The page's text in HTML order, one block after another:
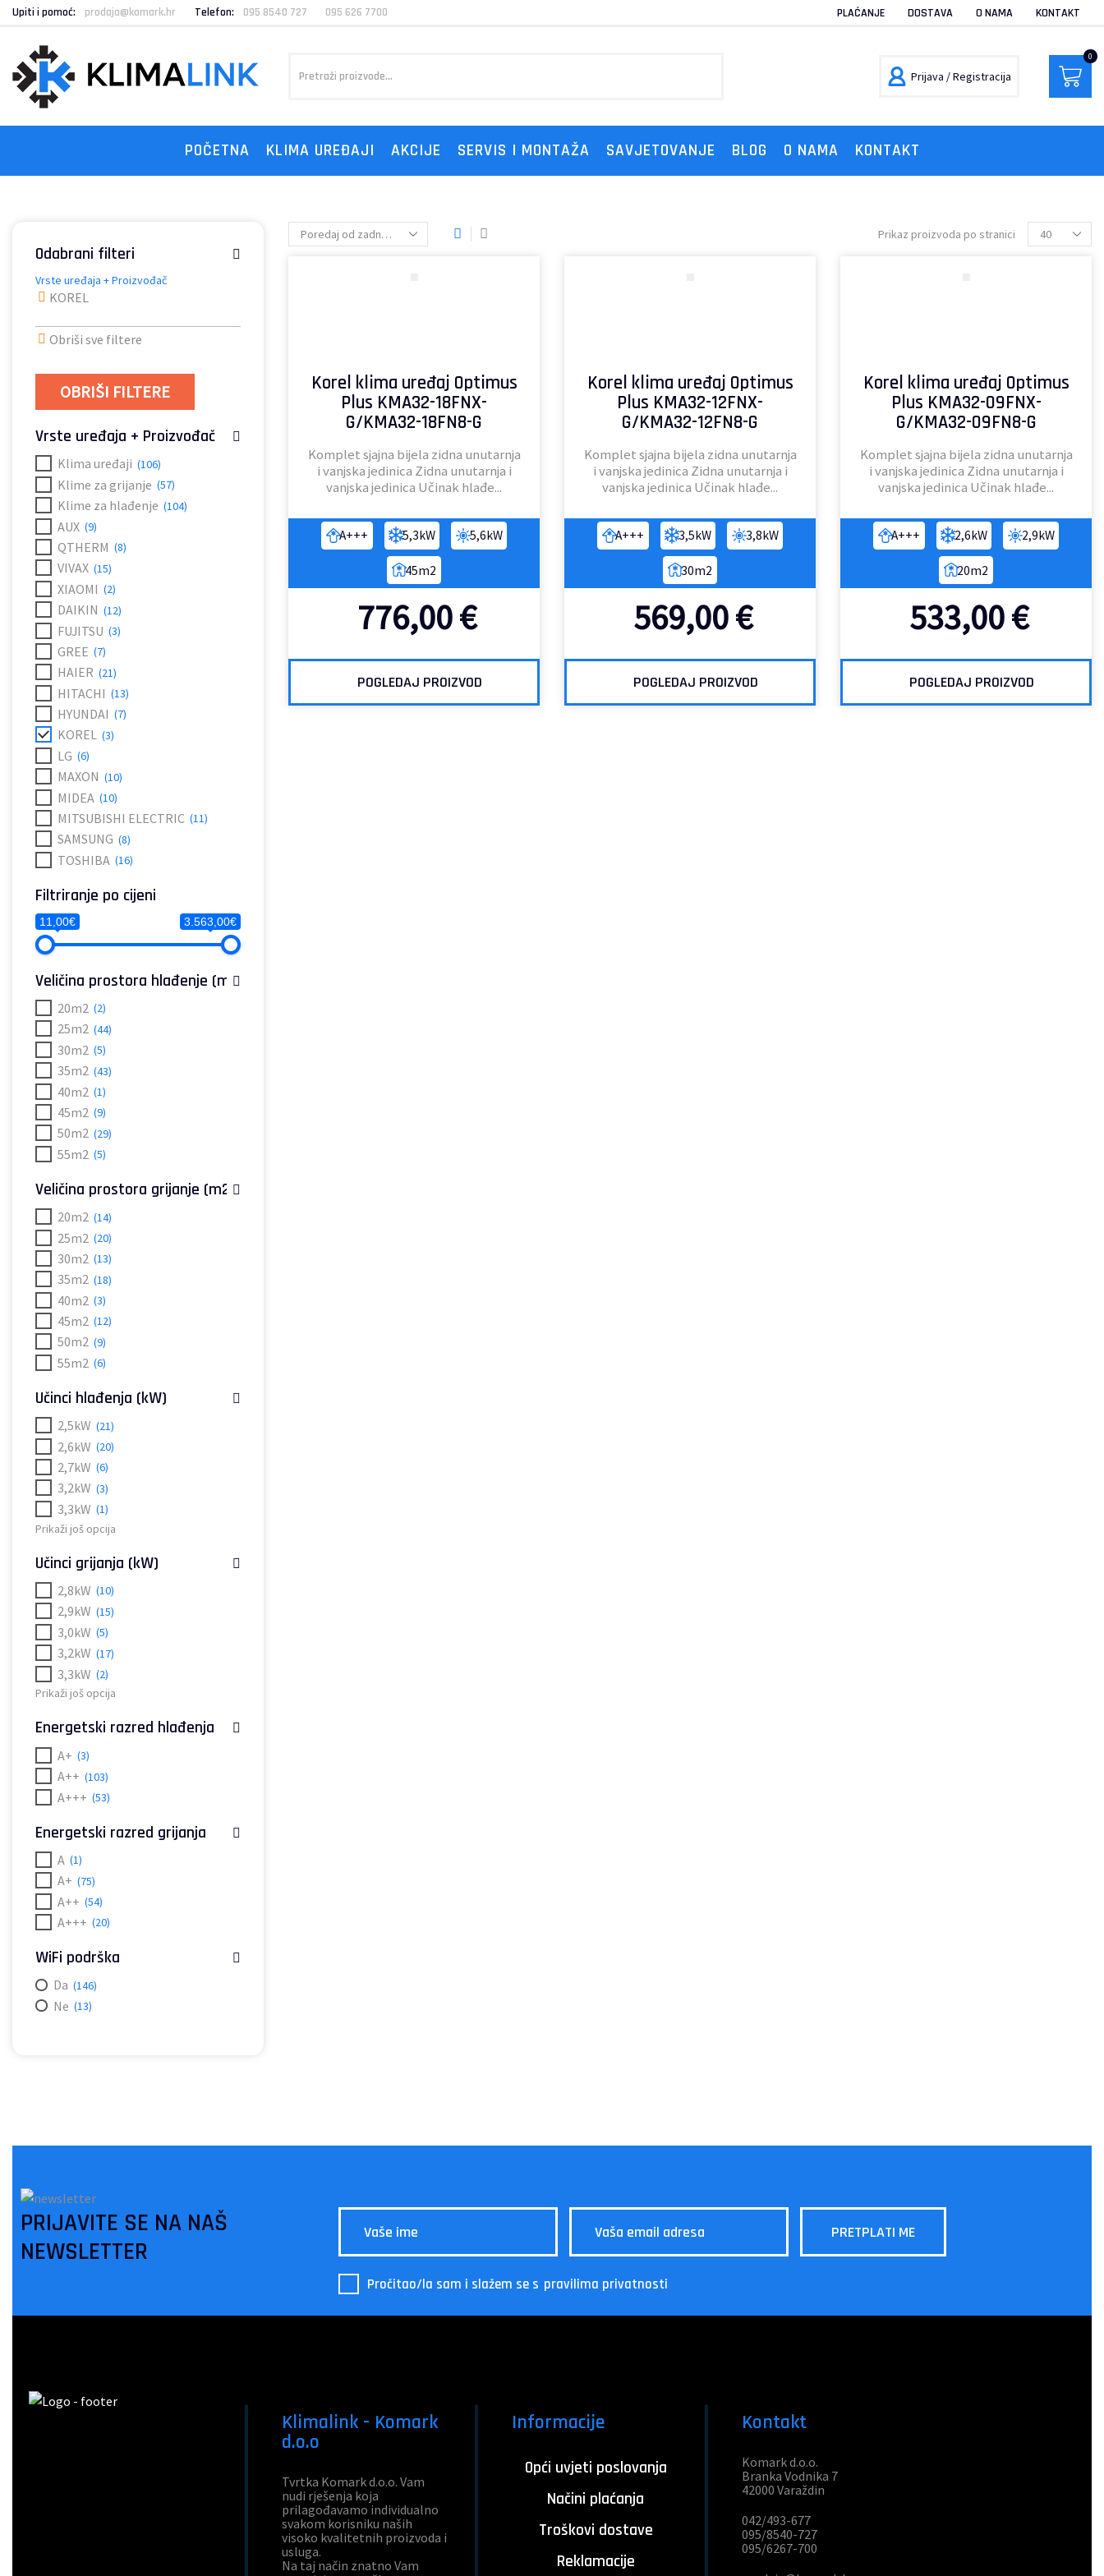
Upiti i pomoć: prodaja@komark.hr Telefon: 095 8540 727 095 626 7700 PLAĆANJE DOSTAVA O NAMA KONTAKT
Prijava / Registracija
0
POČETNA KLIMA UREĐAJI AKCIJE SERVIS I MONTAŽA SAVJETOVANJE BLOG O NAMA KONTAKT
Prikaz proizvoda po stranici
Korel klima uređaj Optimus
Plus KMA32-18FNX-
G/KMA32-18FN8-G
A+++ 5,3kW 5,6kW
45m2
Komplet sjajna bijela zidna unutarnja
i vanjska jedinica Zidna unutarnja i
vanjska jedinica Učinak hlađe...
POGLEDAJ PROIZVOD
776,00€
Korel klima uređaj Optimus
Plus KMA32-12FNX-
G/KMA32-12FN8-G
A+++ 3,5kW 3,8kW
30m2
Komplet sjajna bijela zidna unutarnja
i vanjska jedinica Zidna unutarnja i
vanjska jedinica Učinak hlađe...
POGLEDAJ PROIZVOD
569,00€
Korel klima uređaj Optimus
Plus KMA32-09FNX-
G/KMA32-09FN8-G
A+++ 2,6kW 2,9kW
20m2
Komplet sjajna bijela zidna unutarnja
i vanjska jedinica Zidna unutarnja i
vanjska jedinica Učinak hlađe...
POGLEDAJ PROIZVOD
533,00€
Odabrani filteri
Vrste uređaja + Proizvođač
KOREL
Obriši sve filtere
OBRIŠI FILTERE
Vrste uređaja + Proizvođač
Klima uređaji (106)
Klime za grijanje (57)
Klime za hlađenje (104)
AUX (9)
QTHERM (8)
VIVAX (15)
XIAOMI (2)
DAIKIN (12)
FUJITSU (3)
GREE (7)
HAIER (21)
HITACHI (13)
HYUNDAI (7)
KOREL (3)
LG (6)
MAXON (10)
MIDEA (10)
MITSUBISHI ELECTRIC (11)
SAMSUNG (8)
TOSHIBA (16)
Filtriranje po cijeni
11,00€ 3.563,00€
Veličina prostora hlađenje (m2)
20m2 (2)
25m2 (44)
30m2 (5)
35m2 (43)
40m2 (1)
45m2 (9)
50m2 (29)
55m2 (5)
Veličina prostora grijanje (m2)
20m2 (14)
25m2 (20)
30m2 (13)
35m2 (18)
40m2 (3)
45m2 (12)
50m2 (9)
55m2 (6)
Učinci hlađenja (kW)
2,5kW (21)
2,6kW (20)
2,7kW (6)
3,2kW (3)
3,3kW (1)
Prikaži još opcija
Učinci grijanja (kW)
2,8kW (10)
2,9kW (15)
3,0kW (5)
3,2kW (17)
3,3kW (2)
Prikaži još opcija
Energetski razred hlađenja
A+ (3)
A++ (103)
A+++ (53)
Energetski razred grijanja
A (1)
A+ (75)
A++ (54)
A+++ (20)
WiFi podrška
Da (146)
Ne (13)
PRIJAVITE SE NA NAŠ
NEWSLETTER
Pročitao/la sam i slažem se s pravilima privatnosti
Klimalink - Komark
d.o.o
Tvrtka Komark d.o.o. Vam
nudi rješenja koja
prilagođavamo individualno
svakom korisniku naših
visoko kvalitetnih proizvoda i
usluga.
Na taj način znatno Vam
Informacije
Opći uvjeti poslovanja
Načini plaćanja
Troškovi dostave
Reklamacije
Kontakt
Komark d.o.o.
Branka Vodnika 7
42000 Varaždin
042/493-677
095/8540-727
095/6267-700